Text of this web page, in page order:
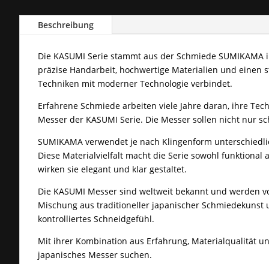
Beschreibung
Die KASUMI Serie stammt aus der Schmiede
präzise Handarbeit, hochwertige Materialien und einen
Techniken mit moderner Technologie verbindet.
Erfahrene Schmiede arbeiten viele Jahre daran, ihre
Messer der KASUMI Serie. Die Messer sollen nicht nur
SUMIKAMA verwendet je nach Klingenform
Diese Materialvielfalt macht die Serie sowohl
wirken sie elegant und klar gestaltet.
Die KASUMI Messer sind weltweit bekannt und werden
Mischung aus traditioneller japanischer
kontrolliertes Schneidgefühl.
Mit ihrer Kombination aus Erfahrung, Materialqualität
japanisches Messer suchen.